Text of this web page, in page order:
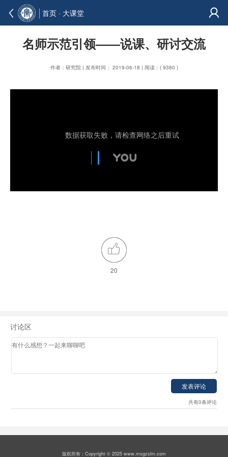
首页 · 大课堂
名师示范引领——说课、研讨交流
作者：研究院 | 发布时间： 2019-06-18 | 阅读：( 9380 )
数据获取失败，请检查网络之后重试
20
讨论区
共有0条评论
版权所有：Copyright © 2025 www.msgzslm.com